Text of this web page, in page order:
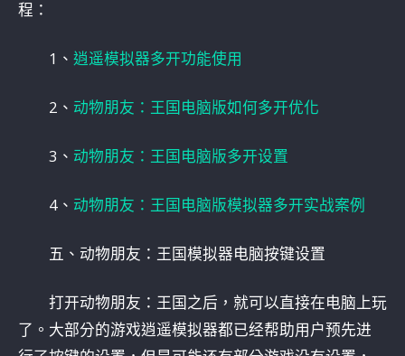
程：
1、 逍遥模拟器多开功能使用
2、 动物朋友：王国电脑版如何多开优化
3、 动物朋友：王国电脑版多开设置
4、 动物朋友：王国电脑版模拟器多开实战案例
五、动物朋友：王国模拟器电脑按键设置
打开动物朋友：王国之后，就可以直接在电脑上玩
了。大部分的游戏逍遥模拟器都已经帮助用户预先进